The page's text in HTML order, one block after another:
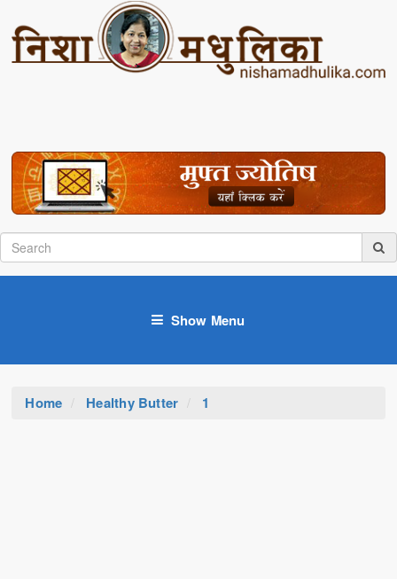
Show Menu
Home Healthy Butter 1